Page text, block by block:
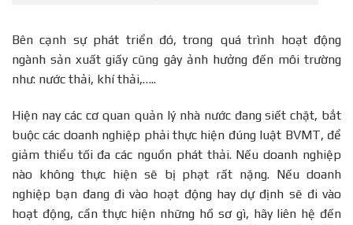
Bên cạnh sự phát triển đó, trong quá trình hoạt động
ngành sản xuất giấy cũng gây ảnh hưởng đến môi trường
như: nước thải, khí thải,…..
Hiện nay các cơ quan quản lý nhà nước đang siết chặt, bắt
buộc các doanh nghiệp phải thực hiện đúng luật BVMT, để
giảm thiểu tối đa các nguồn phát thải. Nếu doanh nghiệp
nào không thực hiện sẽ bị phạt rất nặng. Nếu doanh
nghiệp bạn đang đi vào hoạt động hay dự định sẽ đi vào
hoạt động, cần thực hiện những hồ sơ gì, hãy liên hệ đến